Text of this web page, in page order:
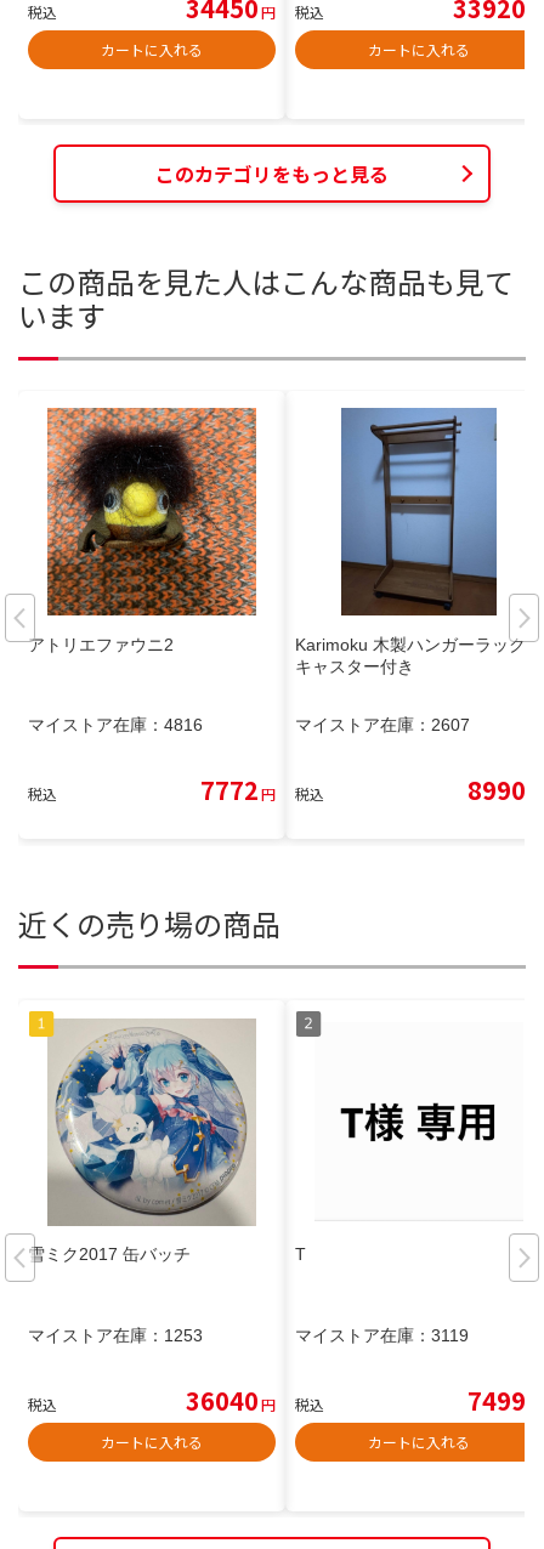
税込 34450円
カートに入れる
税込 33920
カートに入れる
このカテゴリをもっと見る
この商品を見た人はこんな商品も見て
います
アトリエファウニ2
マイストア在庫： 4816
税込 7772円
Karimoku 木製ハンガーラック
キャスター付き
マイストア在庫： 2607
税込 8990
近くの売り場の商品
雪ミク2017 缶バッチ
マイストア在庫： 1253
税込 36040円
カートに入れる
T
マイストア在庫： 3119
税込 7499
カートに入れる